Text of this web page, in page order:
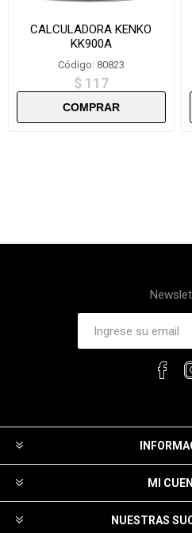
CALCULADORA KENKO
KK900A
Código: 80823
$ 117
MI
NUESTRAS